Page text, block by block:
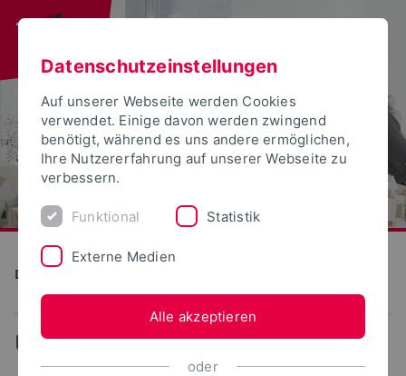
Detmolder Schule für Gestaltung
... Werkzeuge
Datenschutzeinstellungen
Auf unserer Webseite werden Cookies
verwendet. Einige davon werden zwingend
benötigt, während es uns andere ermöglichen,
Ihre Nutzererfahrung auf unserer Webseite zu
verbessern.
Funktional Statistik
Externe Medien
Alle akzeptieren
oder